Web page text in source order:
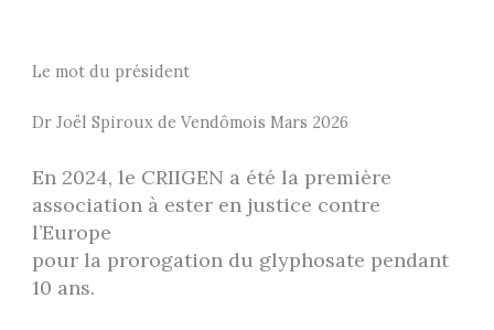
Le mot du président
Dr Joël Spiroux de Vendômois Mars 2026
En 2024, le CRIIGEN a été la première
association à ester en justice contre
l’Europe
pour la prorogation du glyphosate pendant
10 ans.